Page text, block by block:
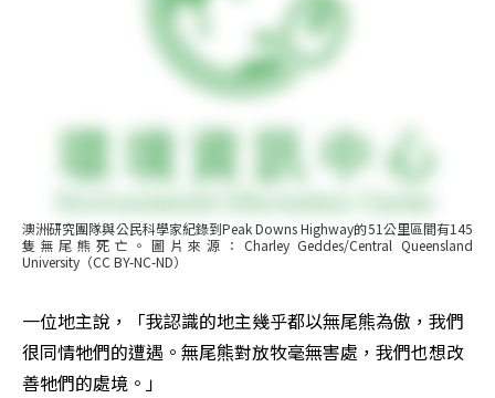
澳洲研究團隊與公民科學家紀錄到Peak Downs Highway的51公里區間有145
隻無尾熊死亡。圖片來源：Charley Geddes/Central Queensland
University（CC BY-NC-ND）
一位地主說，「我認識的地主幾乎都以無尾熊為傲，我們
很同情牠們的遭遇。無尾熊對放牧毫無害處，我們也想改
善牠們的處境。」